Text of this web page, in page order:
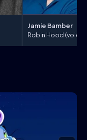
Jamie Bamber
Robin Hood (voice)